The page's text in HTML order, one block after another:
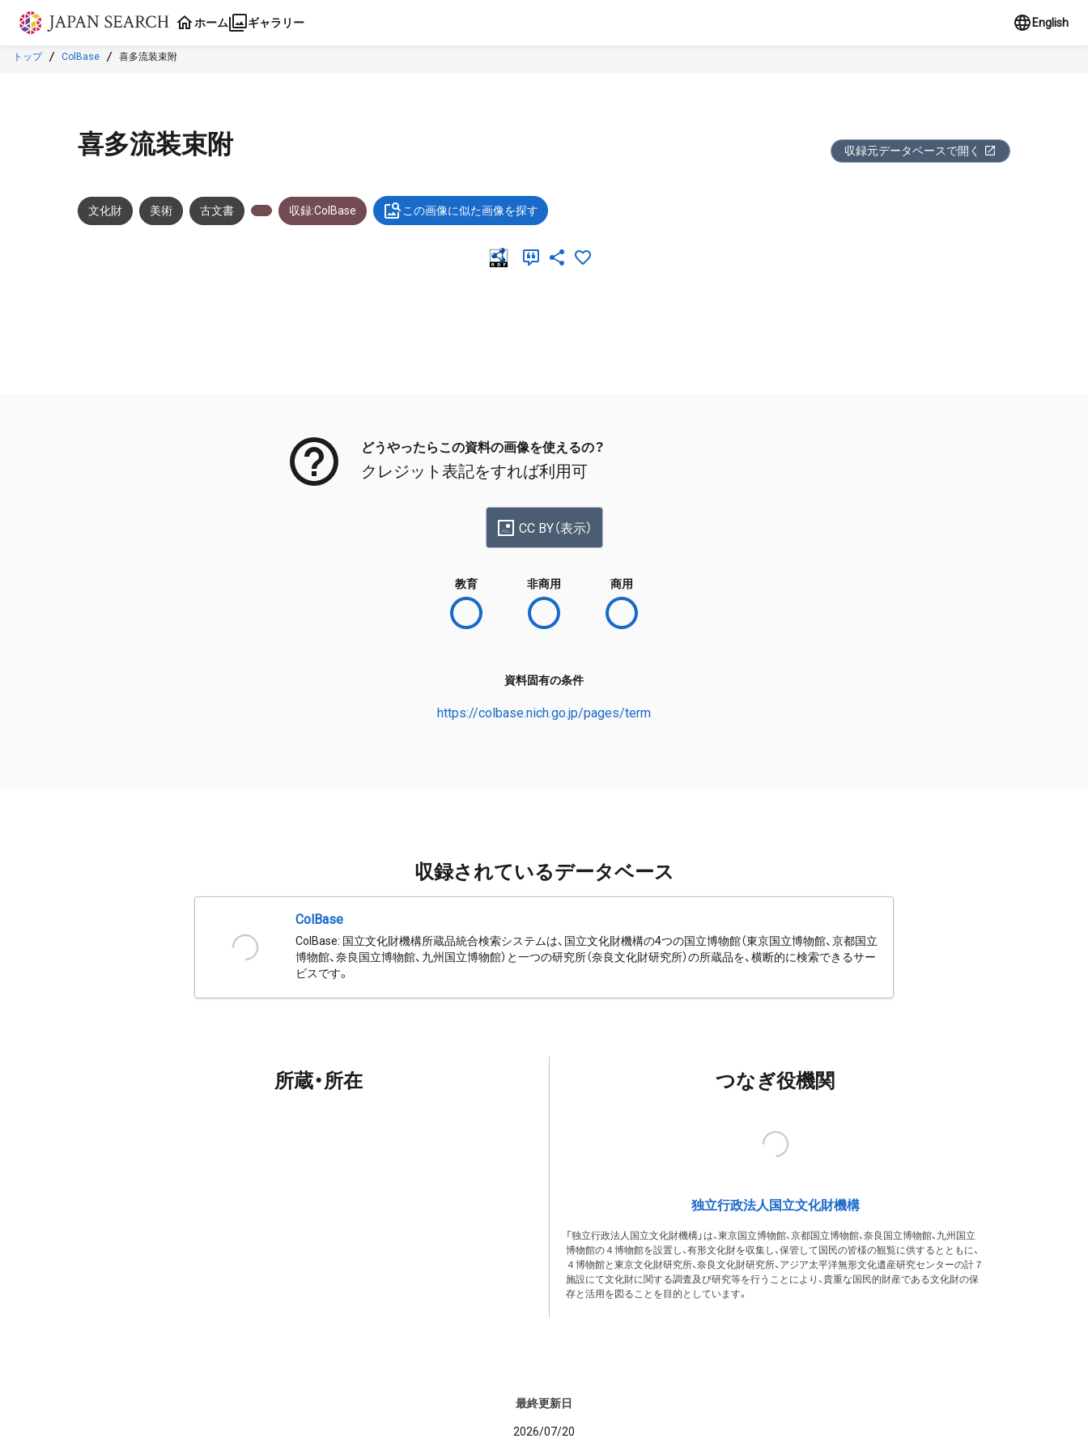
本文に飛ぶ
ホーム ギャラリー English
トップ ColBase 喜多流装束附
喜多流装束附 収録元データベースで開く
文化財 美術 古文書 収録:ColBase この画像に似た画像を探す
どうやったらこの資料の画像を使えるの？
クレジット表記をすれば利用可
CC BY（表示）
教育 非商用 商用
資料固有の条件
https://colbase.nich.go.jp/pages/term
収録されているデータベース
ColBase
ColBase: 国立文化財機構所蔵品統合検索システムは、国立文化財機構の4つの国立博物館（東京国立博物館、京都国立
博物館、奈良国立博物館、九州国立博物館）と一つの研究所（奈良文化財研究所）の所蔵品を、横断的に検索できるサー
ビスです。
所蔵・所在 つなぎ役機関
独立行政法人国立文化財機構
「独立行政法人国立文化財機構」は、東京国立博物館、京都国立博物館、奈良国立博物館、九州国立
博物館の４博物館を設置し、有形文化財を収集し、保管して国民の皆様の観覧に供するとともに、
４博物館と東京文化財研究所、奈良文化財研究所、アジア太平洋無形文化遺産研究センターの計７
施設にて文化財に関する調査及び研究等を行うことにより、貴重な国民的財産である文化財の保
存と活用を図ることを目的としています。
最終更新日
2026/07/20